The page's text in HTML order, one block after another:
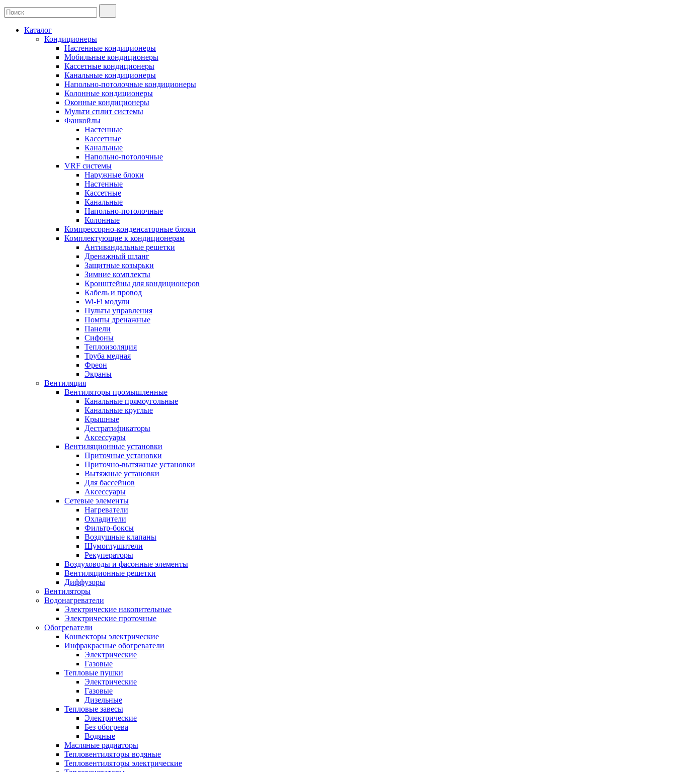
Каталог
Кондиционеры
Настенные кондиционеры
Мобильные кондиционеры
Кассетные кондиционеры
Канальные кондиционеры
Напольно-потолочные кондиционеры
Колонные кондиционеры
Оконные кондиционеры
Мульти сплит системы
Фанкойлы
Настенные
Кассетные
Канальные
Напольно-потолочные
VRF системы
Наружные блоки
Настенные
Кассетные
Канальные
Напольно-потолочные
Колонные
Компрессорно-конденсаторные блоки
Комплектующие к кондиционерам
Антивандальные решетки
Дренажный шланг
Защитные козырьки
Зимние комплекты
Кронштейны для кондиционеров
Кабель и провод
Wi-Fi модули
Пульты управления
Помпы дренажные
Панели
Сифоны
Теплоизоляция
Труба медная
Фреон
Экраны
Вентиляция
Вентиляторы промышленные
Канальные прямоугольные
Канальные круглые
Крышные
Дестратификаторы
Аксессуары
Вентиляционные установки
Приточные установки
Приточно-вытяжные установки
Вытяжные установки
Для бассейнов
Аксессуары
Сетевые элементы
Нагреватели
Охладители
Фильтр-боксы
Воздушные клапаны
Шумоглушители
Рекуператоры
Воздуховоды и фасонные элементы
Вентиляционные решетки
Диффузоры
Вентиляторы
Водонагреватели
Электрические накопительные
Электрические проточные
Обогреватели
Конвекторы электрические
Инфракрасные обогреватели
Электрические
Газовые
Тепловые пушки
Электрические
Газовые
Дизельные
Тепловые завесы
Электрические
Без обогрева
Водяные
Масляные радиаторы
Тепловентиляторы водяные
Тепловентиляторы электрические